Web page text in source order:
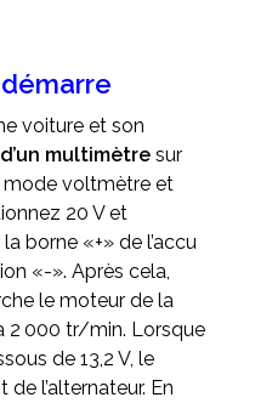
voiture et son
multimètresur
mode voltmètre et
20 V et
borne «+» de l’accu
«-». Après cela,
le moteur de la
2 000 tr/min. Lorsque
de 13,2 V, le
l’alternateur. En